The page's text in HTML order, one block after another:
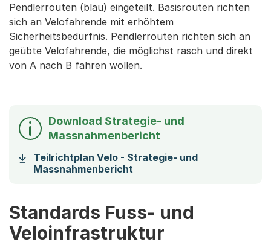
Pendlerrouten (blau) eingeteilt. Basisrouten richten
sich an Velofahrende mit erhöhtem
Sicherheitsbedürfnis. Pendlerrouten richten sich an
geübte Velofahrende, die möglichst rasch und direkt
von A nach B fahren wollen.
Download Strategie- und
Massnahmenbericht
Teilrichtplan Velo - Strategie- und
Massnahmenbericht
Standards Fuss- und
Veloinfrastruktur